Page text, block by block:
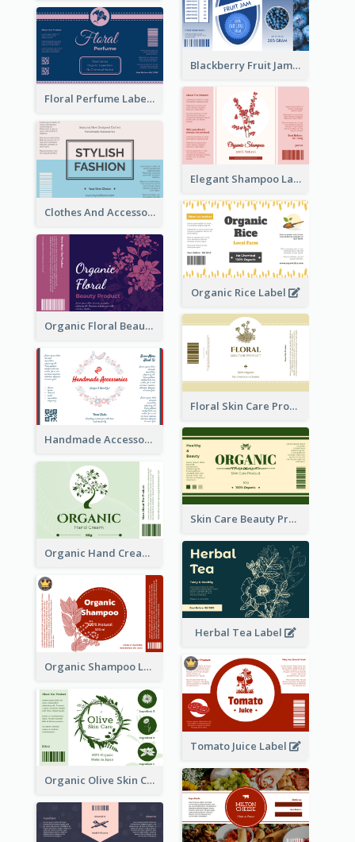
Blackberry Fruit Jam Label
Floral Perfume Label
Elegant Shampoo Label
Clothes And Accessories Label
Organic Rice Label
Organic Floral Beauty Product Label
Floral Skin Care Product Label
Handmade Accessories Label
Skin Care Beauty Product Label
Organic Hand Cream Label
Herbal Tea Label
Organic Shampoo Label
Tomato Juice Label
Organic Olive Skin Care Label